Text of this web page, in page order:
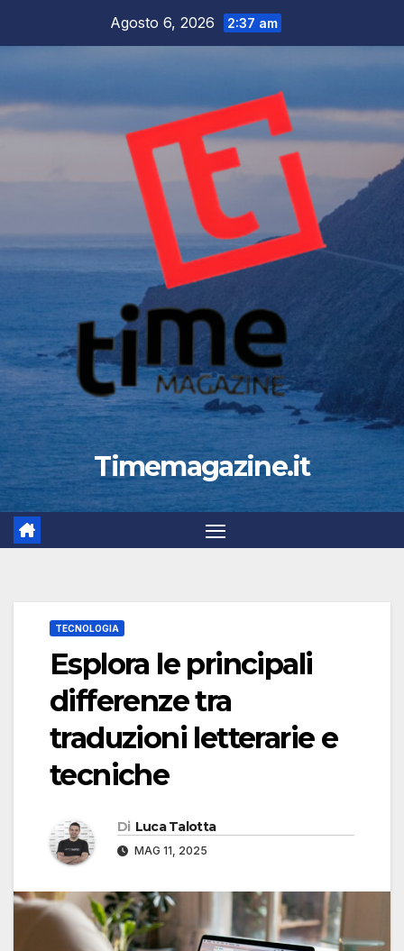
Agosto 6, 2026 2:37 am
Timemagazine.it
TECNOLOGIA
Esplora le principali
differenze tra
traduzioni letterarie e
tecniche
Di Luca Talotta
MAG 11, 2025